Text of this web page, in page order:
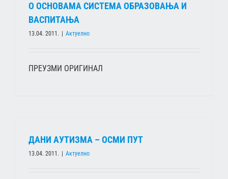
О ОСНОВАМА СИСТЕМА ОБРАЗОВАЊА И
ВАСПИТАЊА
13.04. 2011. Актуелно
ПРЕУЗМИ ОРИГИНАЛ
ДАНИ АУТИЗМА – ОСМИ ПУТ
13.04. 2011. Актуелно